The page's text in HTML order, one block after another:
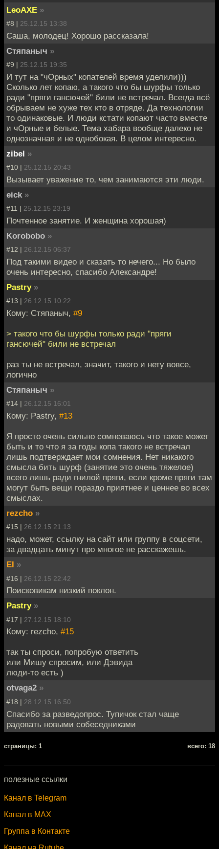
LeoAXE »
#8 | 25.12.15 13:38
Саша, молодец! Хорошо рассказала!
Стяпаныч »
#9 | 25.12.15 19:35
И тут на "чОрных" копателей время уделили)))
Сколько лет копаю, а такого что бы шурфы только
ради "пряги гансючей" били не встречал. Всегда всё
обрываем не хуже тех кто в отряде. Да технологии
то одинаковые. И люди кстати копают часто вместе
и чОрные и белые. Тема хабара вообще далеко не
однозначная и не однобокая. В целом интересно.
zibel »
#10 | 25.12.15 20:43
Вызывает уважение то, чем занимаются эти люди.
eick »
#11 | 25.12.15 23:19
Почтенное занятие. И женщина хорошая)
Korobobo »
#12 | 26.12.15 06:37
Под такими видео и сказать то нечего... Но было
очень интересно, спасибо Александре!
Pastry »
#13 | 26.12.15 10:22
Кому: Стяпаныч, #9
> такого что бы шурфы только ради "пряги
гансючей" били не встречал
раз ты не встречал, значит, такого и нету вовсе,
логично
Стяпаныч »
#14 | 26.12.15 16:01
Кому: Pastry, #13
Я просто очень сильно сомневаюсь что такое может
быть и то что я за годы копа такого не встречал
лишь подтверждает мои сомнения. Нет никакого
смысла бить шурф (занятие это очень тяжелое)
всего лишь ради гнилой пряги, если кроме пряги там
могут быть вещи гораздо приятнее и ценнее во всех
смыслах.
rezcho »
#15 | 26.12.15 21:13
надо, может, ссылку на сайт или группу в соцсети,
за двадцать минут про многое не расскажешь.
EI »
#16 | 26.12.15 22:42
Поисковикам низкий поклон.
Pastry »
#17 | 27.12.15 18:10
Кому: rezcho, #15
так ты спроси, попробую ответить
или Мишу спросим, или Дэвида
люди-то есть )
otvaga2 »
#18 | 28.12.15 16:50
Спасибо за разведопрос. Тупичок стал чаще
радовать новыми собеседниками
cтраницы: 1 всего: 18
полезные ссылки
Канал в Telegram
Канал в MAX
Группа в Контакте